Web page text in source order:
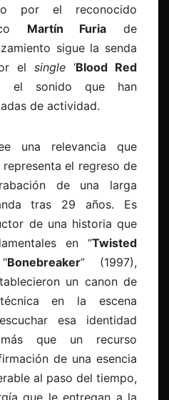
por el reconocido
Martín Furia de
sigue la senda
el single ‘Blood Red
el sonido que han
de actividad.
una relevancia que
el regreso de
de una larga
tras 29 años. Es
de una historia que
en “Twisted
Bonebreaker” (1997),
un canon de
en la escena
esa identidad
que un recurso
de una esencia
al paso del tiempo,
que le entregan a la